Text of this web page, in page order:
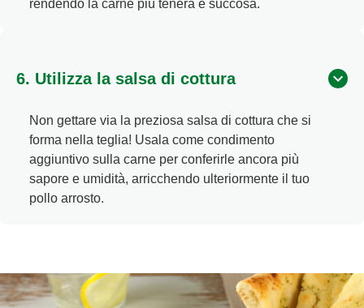
rendendo la carne più tenera e succosa.
6. Utilizza la salsa di cottura
Non gettare via la preziosa salsa di cottura che si
forma nella teglia! Usala come condimento
aggiuntivo sulla carne per conferirle ancora più
sapore e umidità, arricchendo ulteriormente il tuo
pollo arrosto.